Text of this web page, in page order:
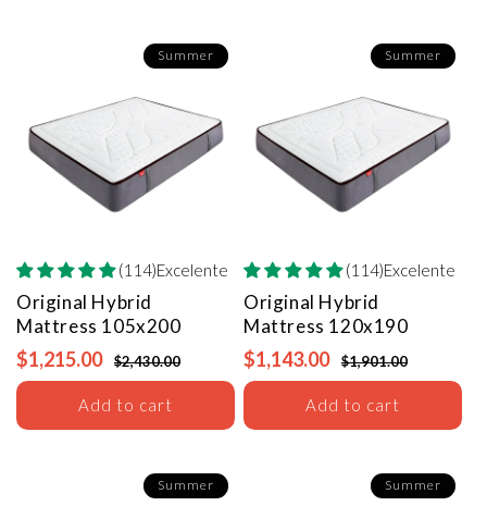
Summer
(114)Excelente
Original Hybrid
Mattress 105x200
$1,215.00 $2,430.00
Add to cart
Summer
(114)Excelente
Original Hybrid
Mattress 120x190
$1,143.00 $1,901.00
Add to cart
Summer Summer